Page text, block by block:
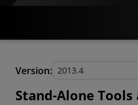
Version:
Stand-Alone